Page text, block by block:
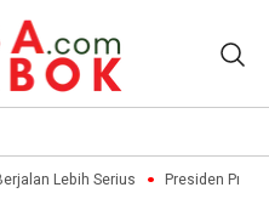
Lebih Serius Presiden